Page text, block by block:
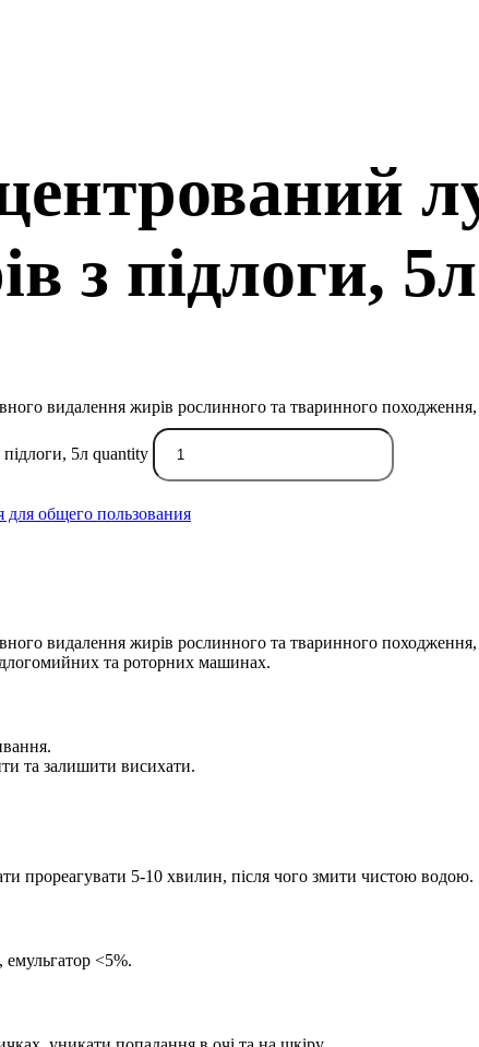
з підлоги, 5л
видалення жирів рослинного та тваринного походження,
5л quantity
общего пользования
видалення жирів рослинного та тваринного походження,
та роторних машинах.
та залишити висихати.
прореагувати 5-10 хвилин, після чого змити чистою водою.
<5%.